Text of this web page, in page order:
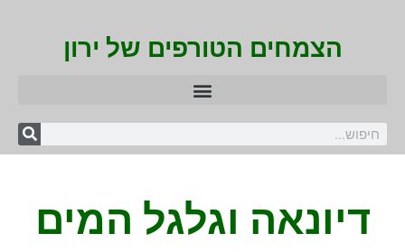
הצמחים הטורפים של ירון
דיונאה וגלגל המים